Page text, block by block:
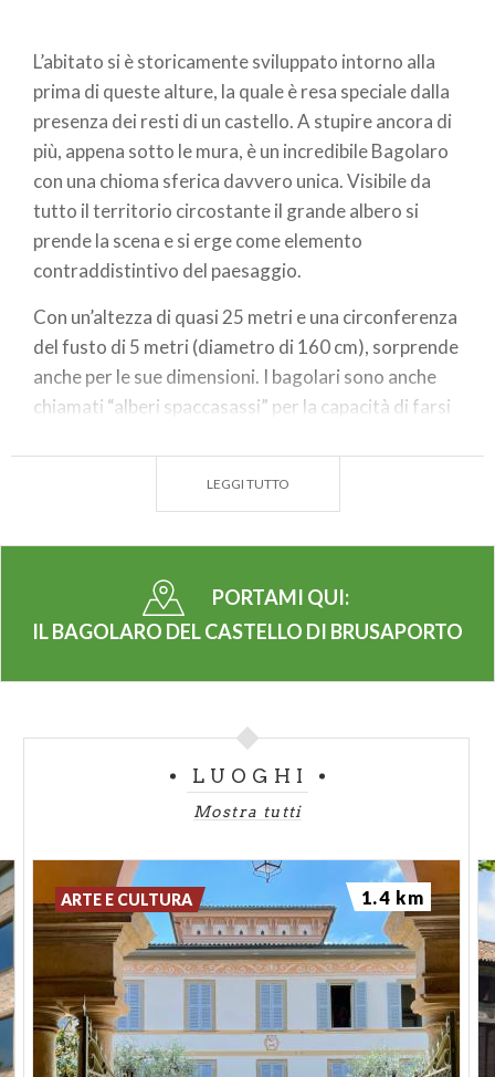
L’abitato si è storicamente sviluppato intorno alla
prima di queste alture, la quale è resa speciale dalla
presenza dei resti di un castello. A stupire ancora di
più, appena sotto le mura, è un incredibile Bagolaro
con una chioma sferica davvero unica. Visibile da
tutto il territorio circostante il grande albero si
prende la scena e si erge come elemento
contraddistintivo del paesaggio.
Con un’altezza di quasi 25 metri e una circonferenza
del fusto di 5 metri (diametro di 160 cm), sorprende
anche per le sue dimensioni. I bagolari sono anche
chiamati “alberi spaccasassi” per la capacità di farsi
peculiare abilità permette agli alberi della specie di
Brusaporto ne è il perfetto esempio. Avvicinandosi
alla sua base, attraversando il parchetto pubblico
della rocca del castello, si può infatti ammirare la
Giunti all’albero vale poi la pena di salire fino al punto
più alto della rocca per ammirare le colline, ricche di
vigneti, alle spalle del paese; queste si possono
apprezzare ancor di più pedalando lungo la Ciclovia
dei Laghi Nord-Est, che collega in 38 km Bergamo a
Sarnico sul Lago d’Iseo.
Monumento verde liberamente visitabile negli orari
di apertura del parco.
(Ph: Luca Pernechele)
LEGGI TUTTO
PORTAMI QUI:
IL BAGOLARO DEL CASTELLO DI BRUSAPORTO
LUOGHI
Mostra tutti
ARTE E CULTURA 1.4 km